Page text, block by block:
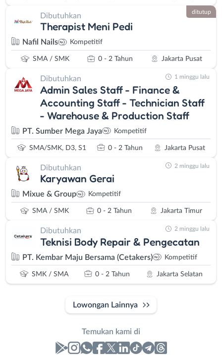
Dibutuhkan
Therapist Meni Pedi
Nafil Nails Kompetitif
SMA / SMK 0 - 2 Tahun Jakarta Pusat
ditutup
Dibutuhkan
Admin Sales Staff - Finance &
Accounting Staff - Technician Staff
- Warehouse & Production Staff
PT. Sumber Mega Jaya Kompetitif
SMA/SMK, D3, S1 0 - 2 Tahun Jakarta Pusat
1 minggu lalu
Dibutuhkan
Karyawan Gerai
Mixue & Group Kompetitif
SMA / SMK 0 - 2 Tahun Jakarta Timur
2 minggu lalu
Dibutuhkan
Teknisi Body Repair & Pengecatan
PT. Kembar Maju Bersama (Cetakers) Kompetitif
SMK / SMA 0 - 2 Tahun Jakarta Selatan
2 minggu lalu
Lowongan Lainnya
Temukan kami di